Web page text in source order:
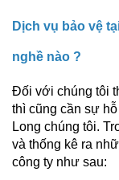
Dịch vụ bảo vệ
nghề nào ?
Đối với chúng tôi
thì cũng cần sự
Long chúng tôi.
và thống kê ra
công ty như sau: